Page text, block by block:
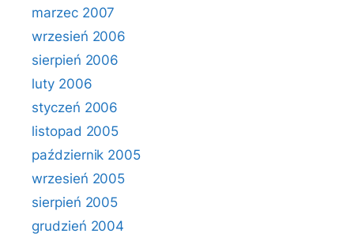
marzec 2007
wrzesień 2006
sierpień 2006
luty 2006
styczeń 2006
listopad 2005
październik 2005
wrzesień 2005
sierpień 2005
grudzień 2004